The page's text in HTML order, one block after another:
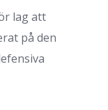
lag att
på den